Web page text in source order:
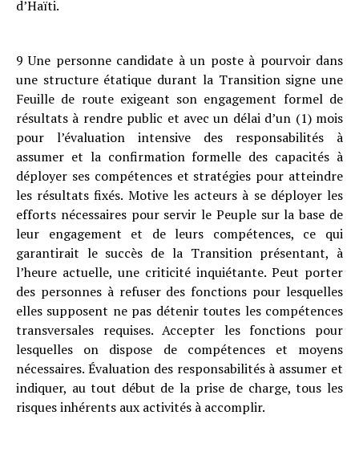
d’Haïti.
9 Une personne candidate à un poste à pourvoir dans
une structure étatique durant la Transition signe une
Feuille de route exigeant son engagement formel de
résultats à rendre public et avec un délai d’un (1) mois
pour l’évaluation intensive des responsabilités à
assumer et la confirmation formelle des capacités à
déployer ses compétences et stratégies pour atteindre
les résultats fixés. Motive les acteurs à se déployer les
efforts nécessaires pour servir le Peuple sur la base de
leur engagement et de leurs compétences, ce qui
garantirait le succès de la Transition présentant, à
l’heure actuelle, une criticité inquiétante. Peut porter
des personnes à refuser des fonctions pour lesquelles
elles supposent ne pas détenir toutes les compétences
transversales requises. Accepter les fonctions pour
lesquelles on dispose de compétences et moyens
nécessaires. Évaluation des responsabilités à assumer et
indiquer, au tout début de la prise de charge, tous les
risques inhérents aux activités à accomplir.